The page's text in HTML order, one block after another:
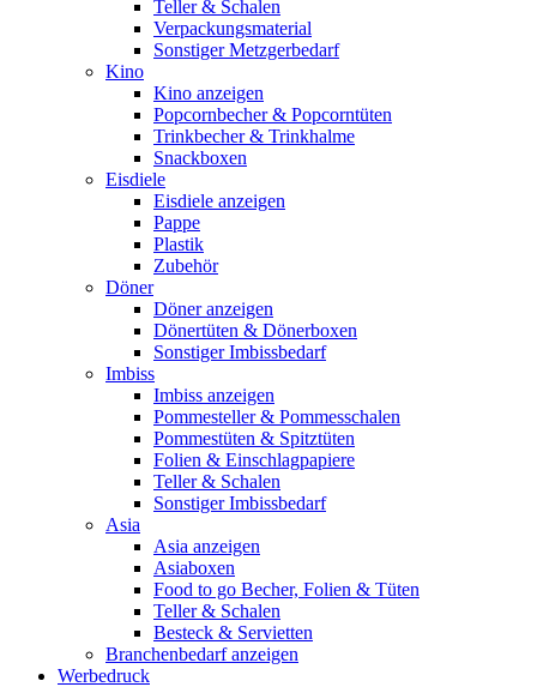
Teller & Schalen
Verpackungsmaterial
Sonstiger Metzgerbedarf
Kino
Kino anzeigen
Popcornbecher & Popcorntüten
Trinkbecher & Trinkhalme
Snackboxen
Eisdiele
Eisdiele anzeigen
Pappe
Plastik
Zubehör
Döner
Döner anzeigen
Dönertüten & Dönerboxen
Sonstiger Imbissbedarf
Imbiss
Imbiss anzeigen
Pommesteller & Pommesschalen
Pommestüten & Spitztüten
Folien & Einschlagpapiere
Teller & Schalen
Sonstiger Imbissbedarf
Asia
Asia anzeigen
Asiaboxen
Food to go Becher, Folien & Tüten
Teller & Schalen
Besteck & Servietten
Branchenbedarf anzeigen
Werbedruck